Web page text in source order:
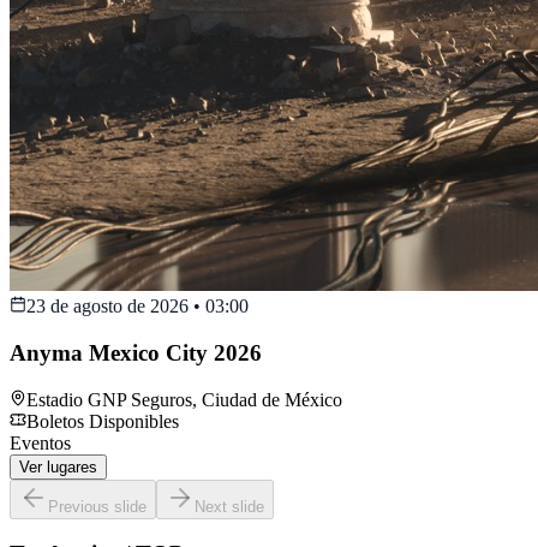
23 de agosto de 2026 • 03:00
Anyma Mexico City 2026
Estadio GNP Seguros, Ciudad de México
Boletos Disponibles
Eventos
Ver lugares
Previous slide Next slide